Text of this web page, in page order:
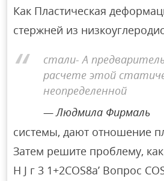
Как Пластическая
стержней из
стали- А
расчете этой
неопределенной
Людмила Фирмаль
системы, дают отношение
Затем решите проблему,
Н J г 3 1+2COS8a’ Вопрос